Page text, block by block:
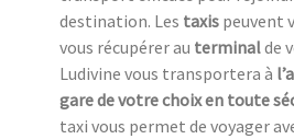
destination. Les taxis peuvent
vous récupérer au terminalde
Ludivine vous transportera à
gare de votre choix en toute
taxi vous permet de voyager